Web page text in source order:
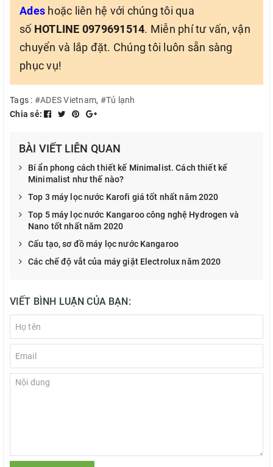
Ades hoặc liên hệ với chúng tôi qua
số HOTLINE 0979691514. Miễn phí tư vấn, vận
chuyển và lắp đặt. Chúng tôi luôn sẵn sàng
phục vụ!
Tags : #ADES Vietnam, #Tủ lạnh
Chia sẻ:
BÀI VIẾT LIÊN QUAN
Bí ẩn phong cách thiết kế Minimalist. Cách thiết kế
Minimalist như thế nào?
Top 3 máy lọc nước Karofi giá tốt nhất năm 2020
Top 5 máy lọc nước Kangaroo công nghệ Hydrogen và
Nano tốt nhất năm 2020
Cấu tạo, sơ đồ máy lọc nước Kangaroo
Các chế độ vắt của máy giặt Electrolux năm 2020
VIẾT BÌNH LUẬN CỦA BẠN: